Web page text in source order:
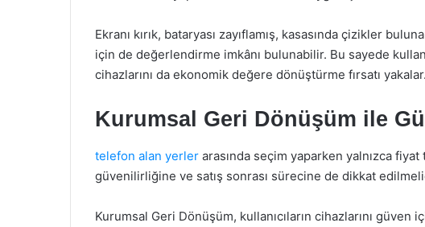
Ekranı kırık, bataryası zayıflamış, kasasında çizikler
için de değerlendirme imkânı bulunabilir. Bu sayede
cihazlarını da ekonomik değere dönüştürme fırsatı yakalar.
Kurumsal Geri Dönüşüm ile
telefon alan yerler arasında seçim yaparken yalnızca
güvenilirliğine ve satış sonrası sürecine de dikkat
Kurumsal Geri Dönüşüm, kullanıcıların cihazlarını